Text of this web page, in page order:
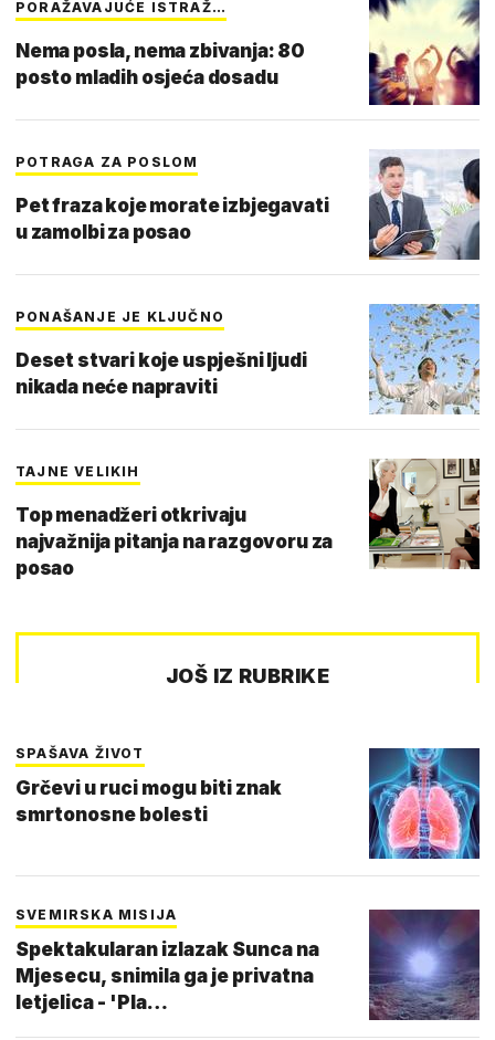
PORAŽAVAJUĆE ISTRAŽ…
Nema posla, nema zbivanja: 80
posto mladih osjeća dosadu
POTRAGA ZA POSLOM
Pet fraza koje morate izbjegavati
u zamolbi za posao
PONAŠANJE JE KLJUČNO
Deset stvari koje uspješni ljudi
nikada neće napraviti
TAJNE VELIKIH
Top menadžeri otkrivaju
najvažnija pitanja na razgovoru za
posao
JOŠ IZ RUBRIKE
SPAŠAVA ŽIVOT
Grčevi u ruci mogu biti znak
smrtonosne bolesti
SVEMIRSKA MISIJA
Spektakularan izlazak Sunca na
Mjesecu, snimila ga je privatna
letjelica - 'Pla…